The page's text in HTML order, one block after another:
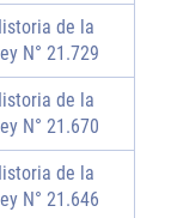
de la
N° 21.729
de la
N° 21.670
de la
N° 21.646